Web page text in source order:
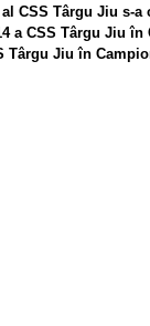
CSS Târgu Jiu s-
a CSS Târgu Jiu
Târgu Jiu în